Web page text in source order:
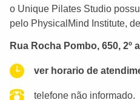
o Unique Pilates Studio
pelo PhysicalMind Institute,
Rua Rocha Pombo, 650, 2º
ver horario de
telefone não informado.